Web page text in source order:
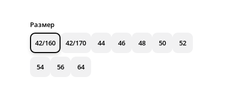
Размер
42/160
42/170 44 46 48 50 52
54 56 64